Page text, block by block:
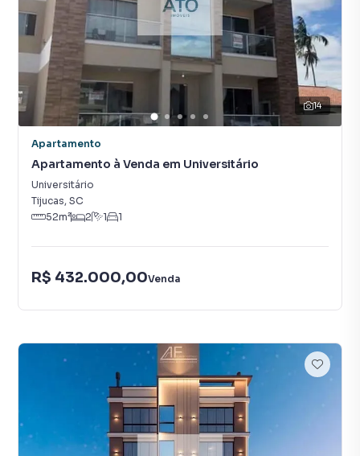
14
Apartamento
Apartamento à Venda em Universitário
Universitário
Tijucas, SC
52m² 2 1 1
R$ 432.000,00Venda